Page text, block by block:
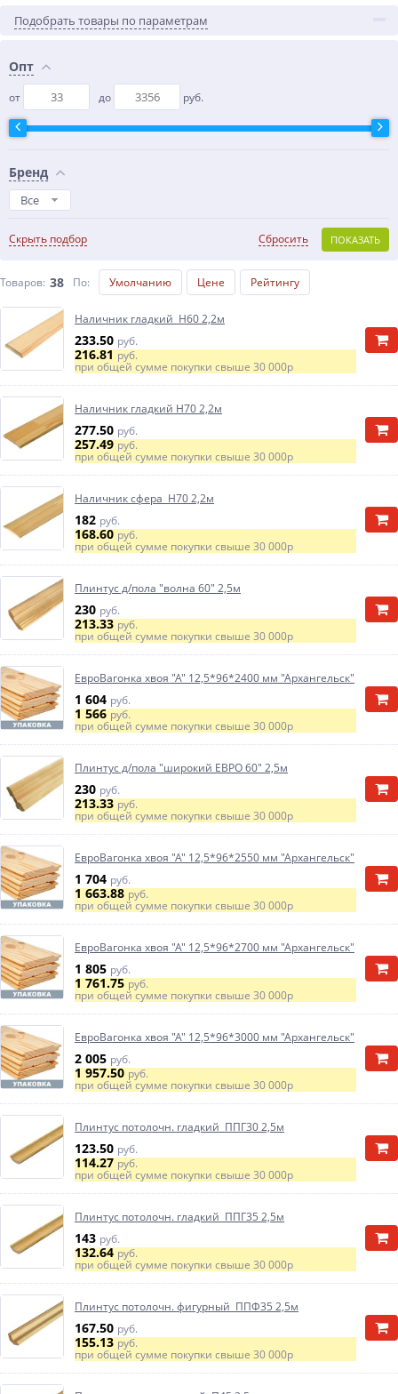
Подобрать товары по параметрам
Опт
от до руб.
Бренд
Все
Скрыть подбор ПОКАЗАТЬ
Сбросить
Товаров: 38 По: Умолчанию Цене Рейтингу
Наличник гладкий Н60 2,2м
233.50 руб.
216.81руб.
при общей сумме покупки свыше 30 000р
Наличник гладкий H70 2,2м
277.50 руб.
257.49руб.
при общей сумме покупки свыше 30 000р
Наличник сфера Н70 2,2м
182 руб.
168.60руб.
при общей сумме покупки свыше 30 000р
Плинтус д/пола "волна 60" 2,5м
230 руб.
213.33руб.
при общей сумме покупки свыше 30 000р
ЕвроВагонка хвоя "А" 12,5*96*2400 мм "Архангельск"
1 604 руб.
1 566руб.
при общей сумме покупки свыше 30 000р
Плинтус д/пола "широкий ЕВРО 60" 2,5м
230 руб.
213.33руб.
при общей сумме покупки свыше 30 000р
ЕвроВагонка хвоя "А" 12,5*96*2550 мм "Архангельск"
1 704 руб.
1 663.88руб.
при общей сумме покупки свыше 30 000р
ЕвроВагонка хвоя "А" 12,5*96*2700 мм "Архангельск"
1 805 руб.
1 761.75руб.
при общей сумме покупки свыше 30 000р
ЕвроВагонка хвоя "А" 12,5*96*3000 мм "Архангельск"
2 005 руб.
1 957.50руб.
при общей сумме покупки свыше 30 000р
Плинтус потолочн. гладкий ППГ30 2,5м
123.50 руб.
114.27руб.
при общей сумме покупки свыше 30 000р
Плинтус потолочн. гладкий ППГ35 2,5м
143 руб.
132.64руб.
при общей сумме покупки свыше 30 000р
Плинтус потолочн. фигурный ППФ35 2,5м
167.50 руб.
155.13руб.
при общей сумме покупки свыше 30 000р